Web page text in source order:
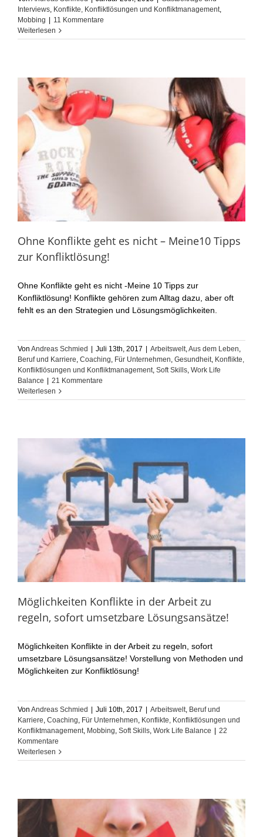
Interviews, Konflikte, Konfliktlösungen und Konfliktmanagement,
Mobbing
11 Kommentare
Weiterlesen
Ohne Konflikte geht es nicht – Meine10 Tipps
zur Konfliktlösung!
Ohne Konflikte geht es nicht -Meine 10 Tipps zur
Konfliktlösung! Konflikte gehören zum Alltag dazu, aber oft
fehlt es an den Strategien und Lösungsmöglichkeiten.
Von Andreas Schmied Juli 13th, 2017 Arbeitswelt,Aus dem Leben,
Beruf und Karriere, Coaching, Für Unternehmen, Gesundheit, Konflikte,
Konfliktlösungen und Konfliktmanagement, Soft Skills, Work Life
Balance
21 Kommentare
Weiterlesen
Möglichkeiten Konflikte in der Arbeit zu
regeln, sofort umsetzbare Lösungsansätze!
Möglichkeiten Konflikte in der Arbeit zu regeln, sofort
umsetzbare Lösungsansätze! Vorstellung von Methoden und
Möglichkeiten zur Konfliktlösung!
Von Andreas Schmied Juli 10th, 2017 Arbeitswelt, Beruf und
Karriere, Coaching, Für Unternehmen, Konflikte, Konfliktlösungen und
Konfliktmanagement, Mobbing, Soft Skills, Work Life Balance
22
Kommentare
Weiterlesen